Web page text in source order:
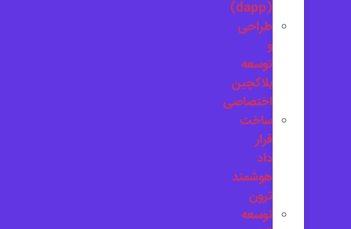
طراحی
توسعه
بلاکچین
اختصاصی
ساخت
قرار
داد
هوشمند
ترون
توسعه